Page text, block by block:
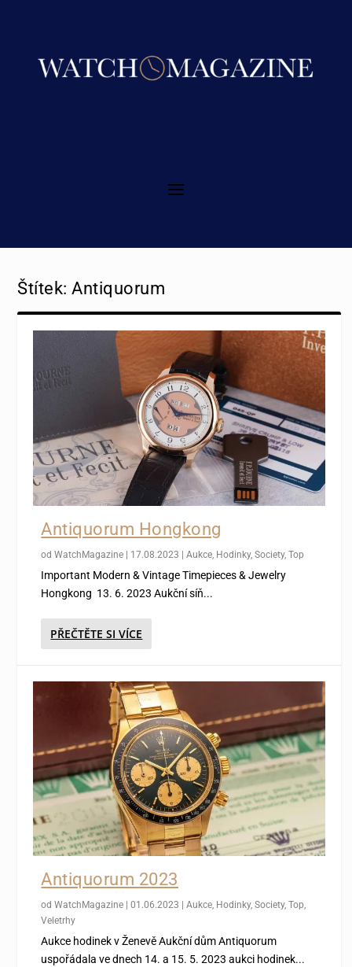
Štítek:Antiquorum
Antiquorum Hongkong
odWatchMagazine | 17.08.2023 |Aukce, Hodinky,Society,Top
Important Modern & Vintage Timepieces & Jewelry
Hongkong 13. 6. 2023 Aukční síň...
PŘEČTĚTE SI VÍCE
Antiquorum 2023
odWatchMagazine |01.06.2023 |Aukce, Hodinky,Society,Top,
Veletrhy
Aukce hodinek v Ženevě Aukční dům Antiquorum
uspořádala ve dnech 14. a 15. 5. 2023 aukci hodinek...